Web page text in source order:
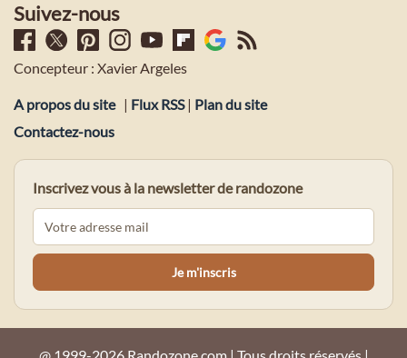
Suivez-nous
Concepteur : Xavier Argeles
A propos du site | Flux RSS| Plan du site
Contactez-nous
Inscrivez vous à la newsletter de randozone